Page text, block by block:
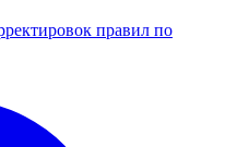
правил по